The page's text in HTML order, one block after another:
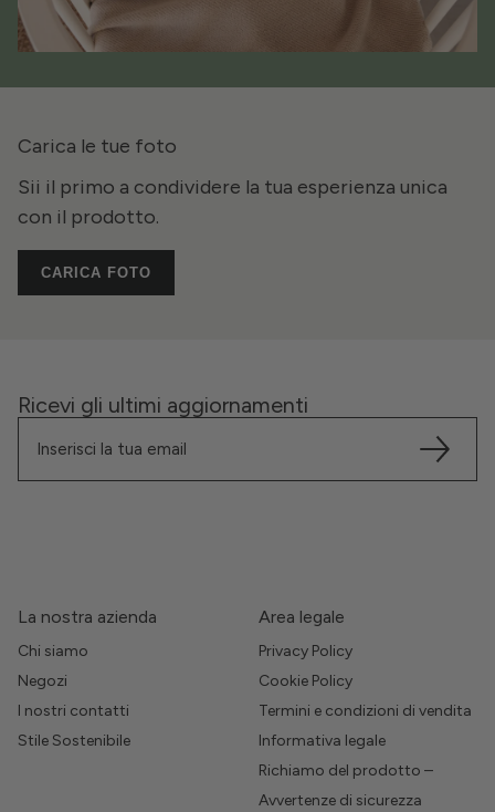
Carica le tue foto
Sii il primo a condividere la tua esperienza unica
con il prodotto.
CARICA FOTO
Ricevi gli ultimi aggiornamenti
La nostra azienda
Chi siamo
Negozi
I nostri contatti
Stile Sostenibile
Area legale
Privacy Policy
Cookie Policy
Termini e condizioni di vendita
Informativa legale
Richiamo del prodotto –
Avvertenze di sicurezza